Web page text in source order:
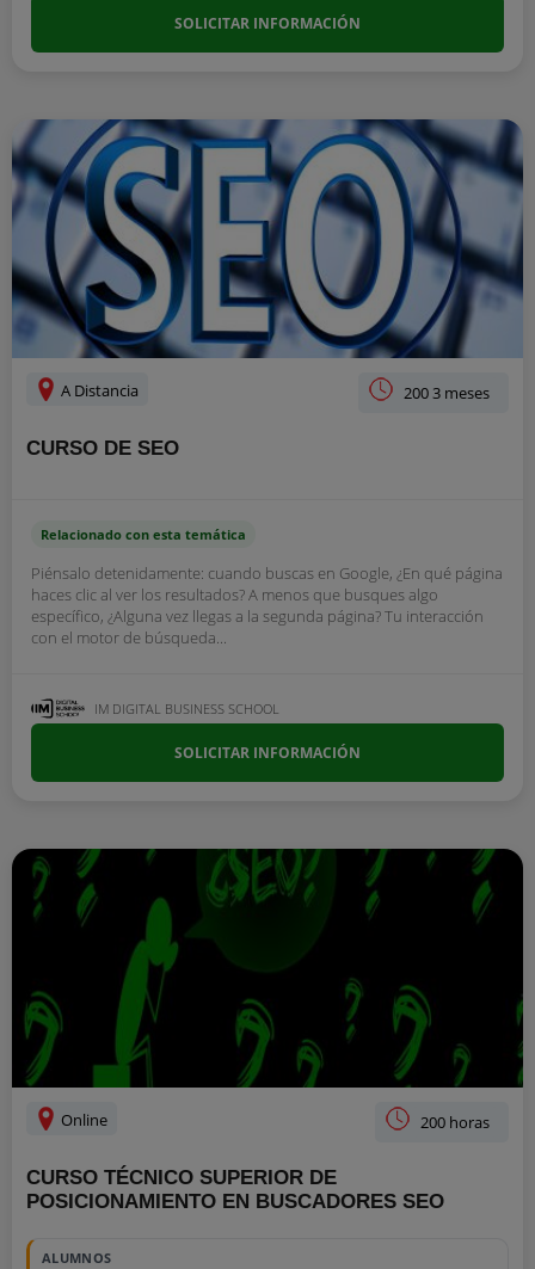
SOLICITAR INFORMACIÓN
A Distancia 200 3 meses
CURSO DE SEO
Relacionado con esta temática
Piénsalo detenidamente: cuando buscas en Google, ¿En qué página
haces clic al ver los resultados? A menos que busques algo
específico, ¿Alguna vez llegas a la segunda página? Tu interacción
con el motor de búsqueda...
IM DIGITAL BUSINESS SCHOOL
SOLICITAR INFORMACIÓN
Online 200 horas
CURSO TÉCNICO SUPERIOR DE
POSICIONAMIENTO EN BUSCADORES SEO
ALUMNOS